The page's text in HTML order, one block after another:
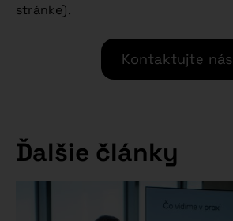
stránke).
Kontaktujte nás
Ďalšie články